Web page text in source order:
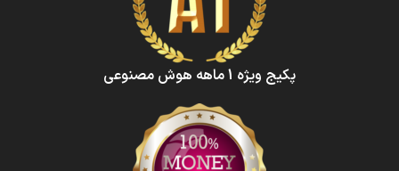
پکیج ویژه 1 ماهه هوش‌ مصنوعی‌